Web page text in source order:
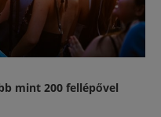
mint 200 fellépővel